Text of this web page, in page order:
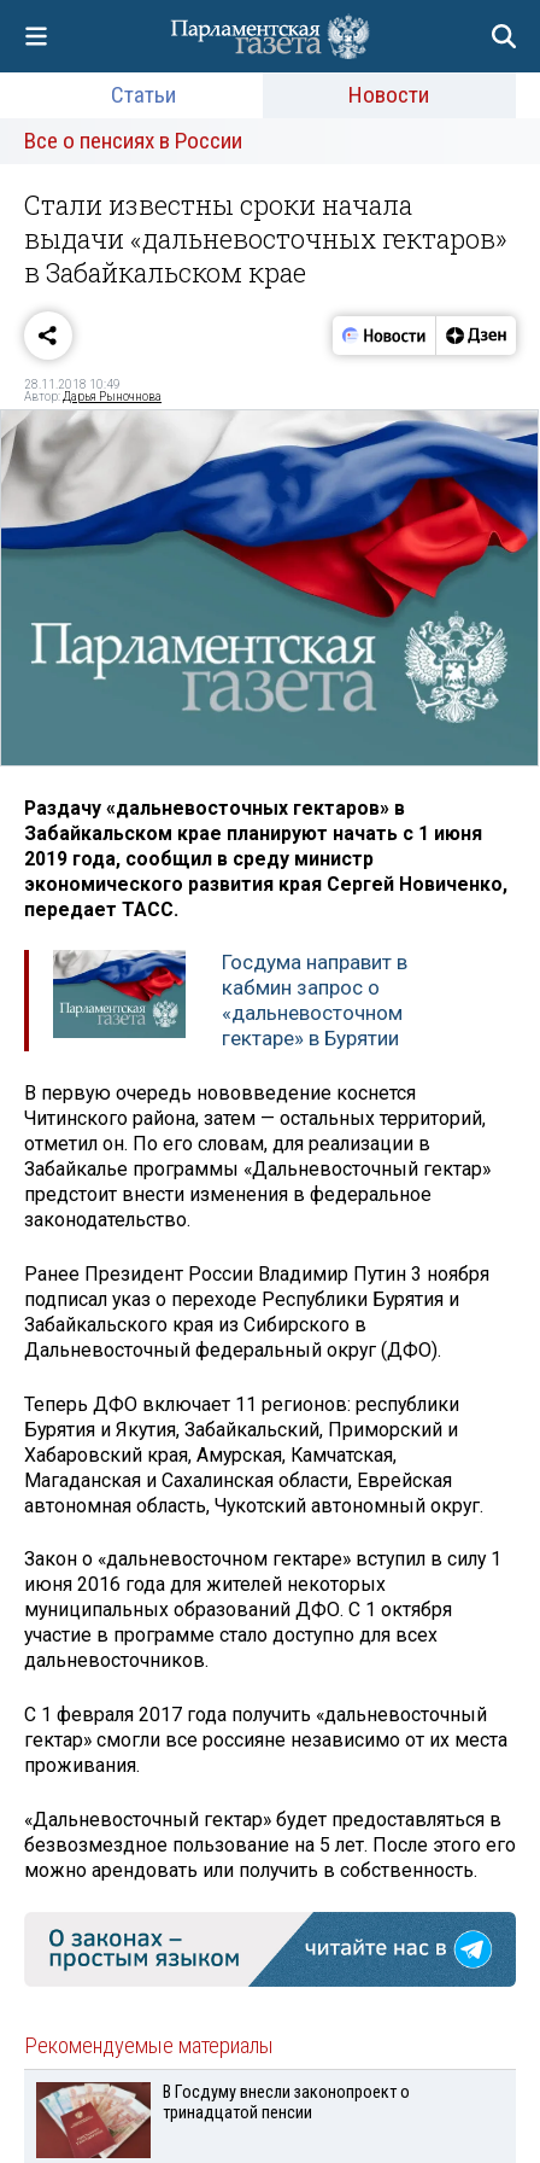
Статьи
Новости
Все о пенсиях в России
Стали известны сроки начала
выдачи «дальневосточных гектаров»
в Забайкальском крае
28.11.2018 10:49
Автор: Дарья Рыночнова
Раздачу «дальневосточных гектаров» в
Забайкальском крае планируют начать с 1 июня
2019 года, сообщил в среду министр
экономического развития края Сергей Новиченко,
передает ТАСС.
Госдума направит в
кабмин запрос о
«дальневосточном
гектаре» в Бурятии
В первую очередь нововведение коснется
Читинского района, затем — остальных территорий,
отметил он. По его словам, для реализации в
Забайкалье программы «Дальневосточный гектар»
предстоит внести изменения в федеральное
законодательство.
Ранее Президент России Владимир Путин 3 ноября
подписал указ о переходе Республики Бурятия и
Забайкальского края из Сибирского в
Дальневосточный федеральный округ (ДФО).
Теперь ДФО включает 11 регионов: республики
Бурятия и Якутия, Забайкальский, Приморский и
Хабаровский края, Амурская, Камчатская,
Магаданская и Сахалинская области, Еврейская
автономная область, Чукотский автономный округ.
Закон о «дальневосточном гектаре» вступил в силу 1
июня 2016 года для жителей некоторых
муниципальных образований ДФО. С 1 октября
участие в программе стало доступно для всех
дальневосточников.
С 1 февраля 2017 года получить «дальневосточный
гектар» смогли все россияне независимо от их места
проживания.
«Дальневосточный гектар» будет предоставляться в
безвозмездное пользование на 5 лет. После этого его
можно арендовать или получить в собственность.
Рекомендуемые материалы
В Госдуму внесли законопроект о
тринадцатой пенсии